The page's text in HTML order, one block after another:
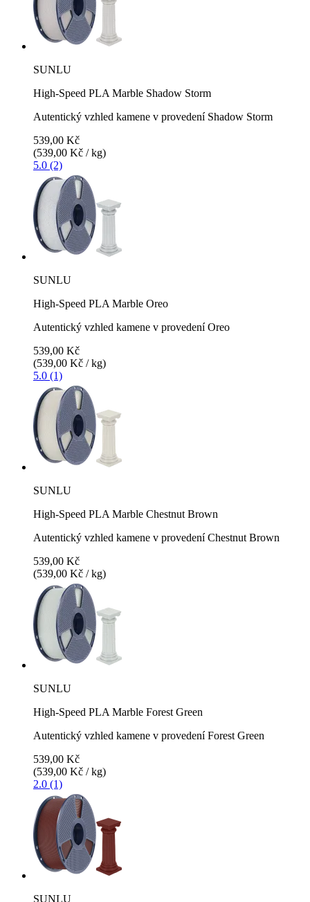
SUNLU
High-Speed PLA Marble Shadow Storm
Autentický vzhled kamene v provedení Shadow Storm
539,00 Kč
(539,00 Kč / kg)
5.0 (2)
SUNLU
High-Speed PLA Marble Oreo
Autentický vzhled kamene v provedení Oreo
539,00 Kč
(539,00 Kč / kg)
5.0 (1)
SUNLU
High-Speed PLA Marble Chestnut Brown
Autentický vzhled kamene v provedení Chestnut Brown
539,00 Kč
(539,00 Kč / kg)
SUNLU
High-Speed PLA Marble Forest Green
Autentický vzhled kamene v provedení Forest Green
539,00 Kč
(539,00 Kč / kg)
2.0 (1)
SUNLU